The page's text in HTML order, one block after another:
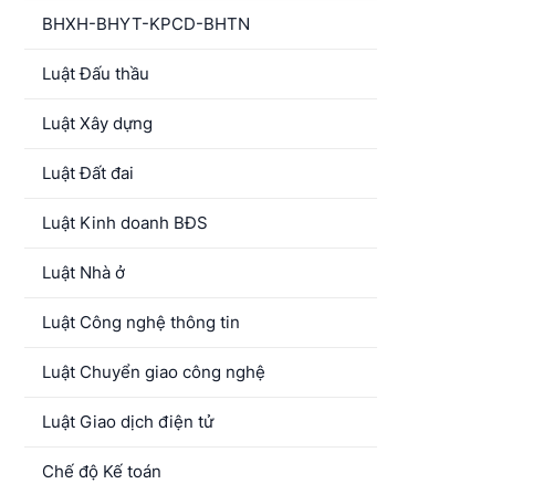
BHXH-BHYT-KPCD-BHTN
Luật Đấu thầu
Luật Xây dựng
Luật Đất đai
Luật Kinh doanh BĐS
Luật Nhà ở
Luật Công nghệ thông tin
Luật Chuyển giao công nghệ
Luật Giao dịch điện tử
Chế độ Kế toán